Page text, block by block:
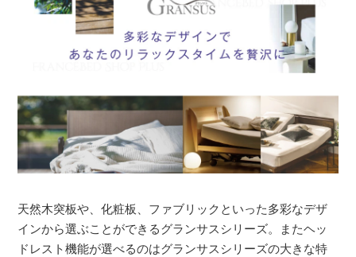
天然木突板や、化粧板、ファブリックといった多彩なデザ
インから選ぶことができるグランサスシリーズ。またヘッ
ドレスト機能が選べるのはグランサスシリーズの大きな特